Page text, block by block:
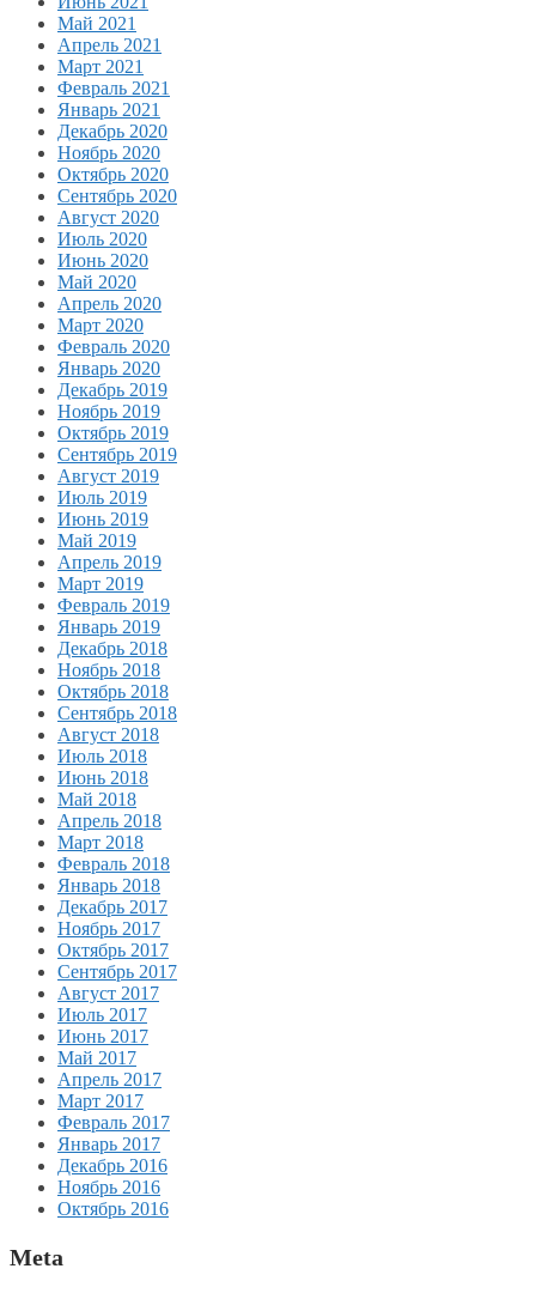
Май 2021
Апрель 2021
Март 2021
Февраль 2021
Январь 2021
Декабрь 2020
Ноябрь 2020
Октябрь 2020
Сентябрь 2020
Август 2020
Июль 2020
Июнь 2020
Май 2020
Апрель 2020
Март 2020
Февраль 2020
Январь 2020
Декабрь 2019
Ноябрь 2019
Октябрь 2019
Сентябрь 2019
Август 2019
Июль 2019
Июнь 2019
Май 2019
Апрель 2019
Март 2019
Февраль 2019
Январь 2019
Декабрь 2018
Ноябрь 2018
Октябрь 2018
Сентябрь 2018
Август 2018
Июль 2018
Июнь 2018
Май 2018
Апрель 2018
Март 2018
Февраль 2018
Январь 2018
Декабрь 2017
Ноябрь 2017
Октябрь 2017
Сентябрь 2017
Август 2017
Июль 2017
Июнь 2017
Май 2017
Апрель 2017
Март 2017
Февраль 2017
Январь 2017
Декабрь 2016
Ноябрь 2016
Октябрь 2016
Meta